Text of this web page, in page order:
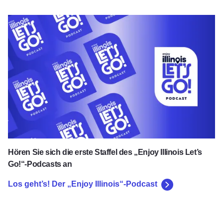
Hören Sie sich die erste Staffel des „Enjoy Illinois Let’s
Go!“-Podcasts an
Los geht’s! Der „Enjoy Illinois“-Podcast
Los geht’s! Der „Enjoy Illinois“-Podcast